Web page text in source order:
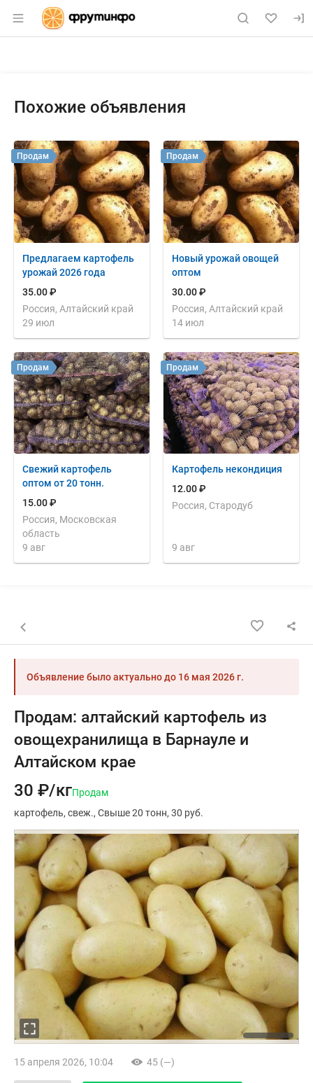
Раздел навигации по сайту fruitinfo.ru
Похожие объявления
Предлагаем картофель
урожай 2026 года
35.00 ₽
Россия, Алтайский край
29 июл
Продам
Новый урожай овощей
оптом
30.00 ₽
Россия, Алтайский край
14 июл
Продам
Свежий картофель
оптом от 20 тонн.
15.00 ₽
Россия, Московская
область
9 авг
Продам
Картофель некондиция
12.00 ₽
Россия, Стародуб
9 авг
Продам
Назад к списку объявлений
Объявление было актуально до 16 мая 2026 г.
Продам: алтайский картофель из
овощехранилища в Барнауле и
Алтайском крае
30 ₽/кгПродам
картофель свеж. Свыше 20 тонн 30 руб.
15 апреля 2026, 10:04 45 (—)